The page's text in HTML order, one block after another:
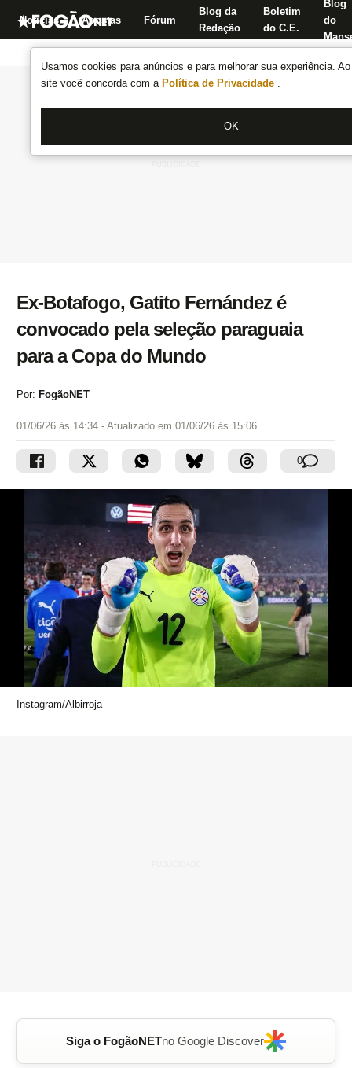
Usamos cookies para anúncios e para melhorar sua experiência.
site você concorda com a Política de Privacidade .
OK
Notícias Apostas Fórum
Blog da
Redação
Boletim
do C.E.
Blog
do
Ex-Botafogo, Gatito Fernández é
convocado pela seleção paraguaia
para a Copa do Mundo
Por: FogãoNET
01/06/26 às 14:34 - Atualizado em 01/06/26 às 15:06
0
Instagram/Albirroja
Siga o FogãoNETno Google Discover